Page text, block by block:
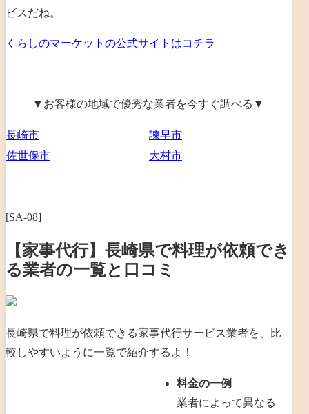
ビスだね。
くらしのマーケットの公式サイトはコチラ
▼お客様の地域で優秀な業者を今すぐ調べる▼
長崎市
諫早市
佐世保市
大村市
[SA-08]
【家事代行】長崎県で料理が依頼でき
る業者の一覧と口コミ
長崎県で料理が依頼できる家事代行サービス業者を、比
較しやすいように一覧で紹介するよ！
料金の一例
業者によって異なる